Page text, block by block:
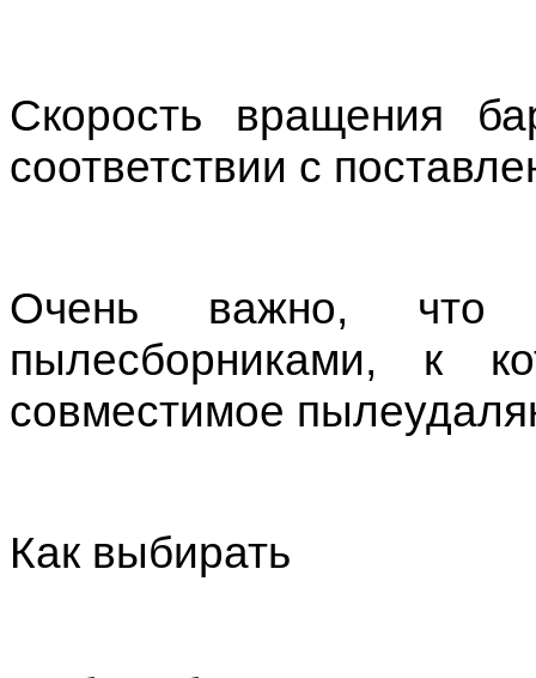
Скорость вращения
соответствии с
Очень важно, что
пылесборниками, к
совместимое
Как выбирать